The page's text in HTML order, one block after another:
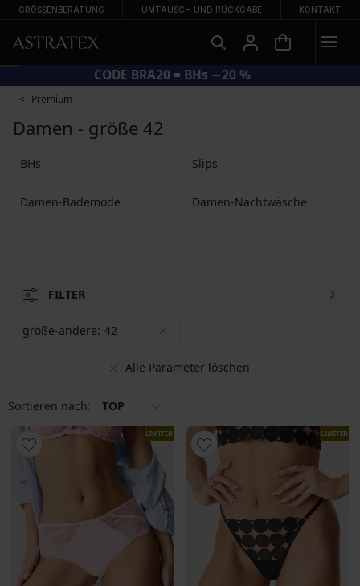
GRÖSSENBERATUNG UMTAUSCH UND RÜCKGABE KONTAKT
CODE BRA20 = BHs −20 %
Premium
Damen - größe 42
BHs Slips
Damen-Bademode Damen-Nachtwäsche
FILTER
Alle Parameter löschen
größe-andere: 42
Sortieren nach: TOP
LIMITED LIMITED